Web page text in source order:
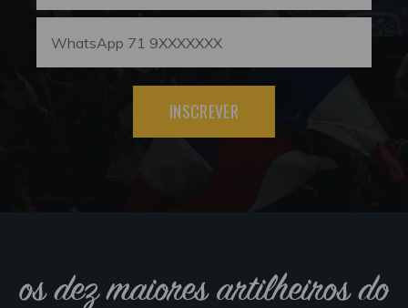
INSCREVER
os dez maiores artilheiros do